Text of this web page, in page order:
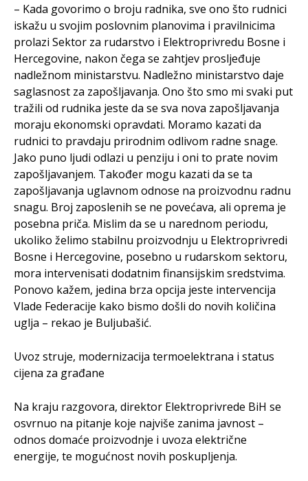
– Kada govorimo o broju radnika, sve ono što rudnici
iskažu u svojim poslovnim planovima i pravilnicima
prolazi Sektor za rudarstvo i Elektroprivredu Bosne i
Hercegovine, nakon čega se zahtjev prosljeđuje
nadležnom ministarstvu. Nadležno ministarstvo daje
saglasnost za zapošljavanja. Ono što smo mi svaki put
tražili od rudnika jeste da se sva nova zapošljavanja
moraju ekonomski opravdati. Moramo kazati da
rudnici to pravdaju prirodnim odlivom radne snage.
Jako puno ljudi odlazi u penziju i oni to prate novim
zapošljavanjem. Također mogu kazati da se ta
zapošljavanja uglavnom odnose na proizvodnu radnu
snagu. Broj zaposlenih se ne povećava, ali oprema je
posebna priča. Mislim da se u narednom periodu,
ukoliko želimo stabilnu proizvodnju u Elektroprivredi
Bosne i Hercegovine, posebno u rudarskom sektoru,
mora intervenisati dodatnim finansijskim sredstvima.
Ponovo kažem, jedina brza opcija jeste intervencija
Vlade Federacije kako bismo došli do novih količina
uglja – rekao je Buljubašić.
Uvoz struje, modernizacija termoelektrana i status
cijena za građane
Na kraju razgovora, direktor Elektroprivrede BiH se
osvrnuo na pitanje koje najviše zanima javnost –
odnos domaće proizvodnje i uvoza električne
energije, te mogućnost novih poskupljenja.